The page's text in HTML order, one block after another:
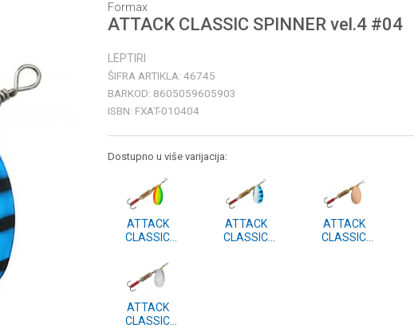
Formax
ATTACK CLASSIC SPINNER vel.4 #04
LEPTIRI
ŠIFRA ARTIKLA: 46745
BARKOD: 8605059605903
ISBN: FXAT-010404
Dostupno u više varijacija:
ATTACK
CLASSIC
ATTACK
CLASSIC
ATTACK
CLASSIC
ATTACK
CLASSIC